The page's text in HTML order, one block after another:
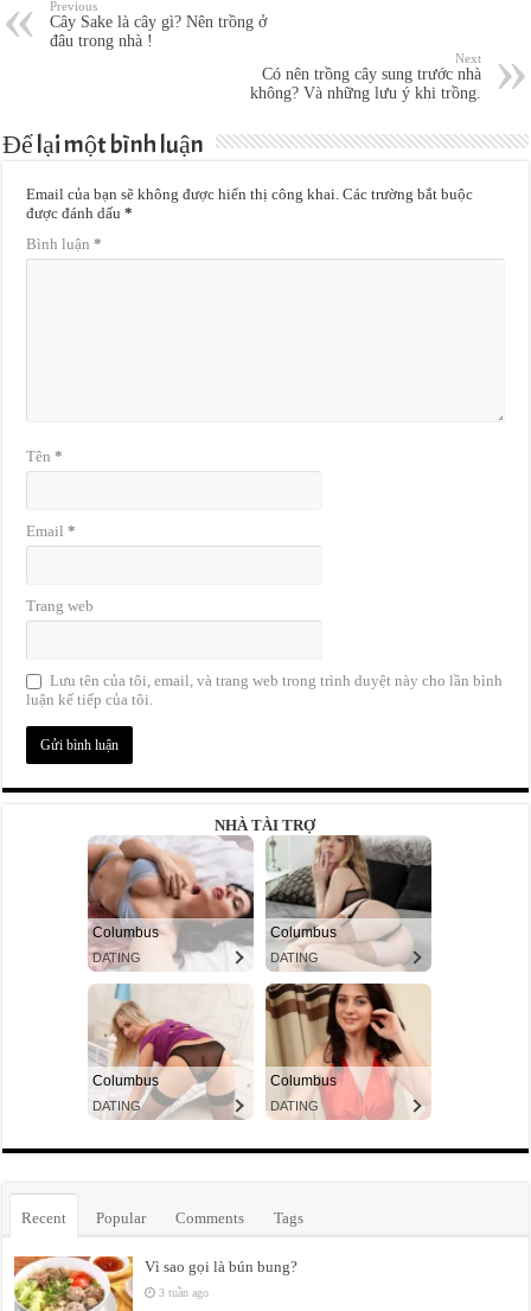
Previous
Cây Sake là cây gì? Nên trồng ở
đâu trong nhà !
Next
Có nên trồng cây sung trước nhà
không? Và những lưu ý khi trồng.
Để lại một bình luận
Email của bạn sẽ không được hiển thị công khai. Các trường bắt buộc
được đánh dấu*
Bình luận*
Tên*
Email*
Trang web
Lưu tên của tôi, email, và trang web trong trình duyệt này cho lần bình
luận kế tiếp của tôi.
NHÀ TÀI TRỢ
Recent Popular Comments Tags
Vì sao gọi là bún bung?
3 tuần ago